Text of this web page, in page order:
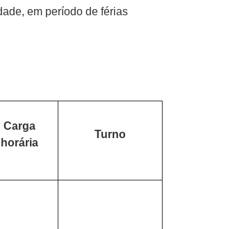
em período de férias
Carga
horária
Turno